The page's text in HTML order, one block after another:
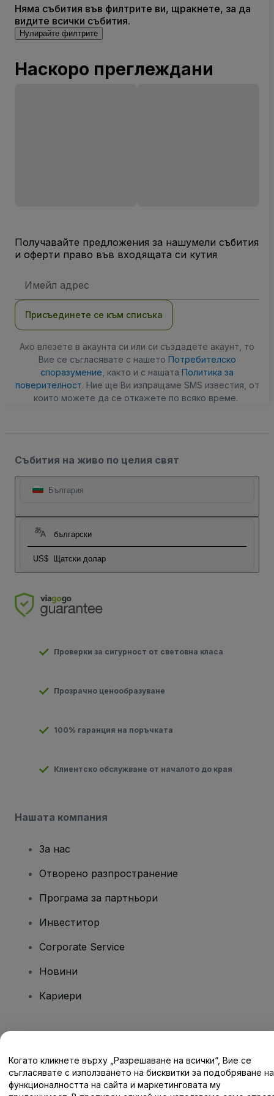
Няма събития във филтрите ви, щракнете, за да
видите всички събития.
Нулирайте филтрите
Наскоро преглеждани
Получавайте предложения за нашумели събития
и оферти право във входящата си кутия
адрес
Присъединете се към списъка
Ако влезете в акаунта си или си създадете акаунт, то
Вие се съгласявате с нашето Потребителско
споразумение , както и с нашата Политика за
поверителност. Ние ще Ви изпращаме SMS известия, от
които можете да се откажете по всяко време.
Събития на живо по целия свят
България
български
US$ Щатски долар
Проверки за сигурност от световна класа
Прозрачно ценообразуване
100% гаранция на поръчката
Клиентско обслужване от началото до края
Нашата компания
За нас
Отворено разпространение
Програма за партньори
Инвеститор
Corporate Service
Новини
Кариери
Помощен център / Свържете се с нас
Когато кликнете върху „Разрешаване на всички“, Вие се
съгласявате с използването на бисквитки за подобряване на
функционалността на сайта и маркетинговата му